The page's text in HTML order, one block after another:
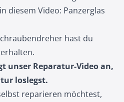
diesem Video: Panzerglas
hast du
unser Reparatur-Videoan,
loslegst.
reparieren möchtest,